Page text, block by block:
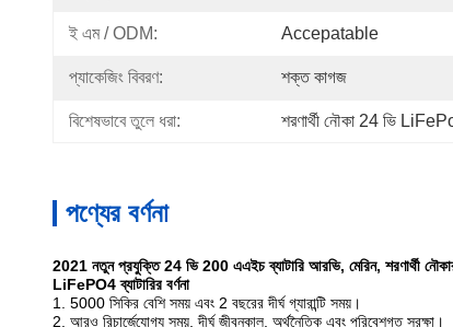
ই এম / ODM: Accepatable
প্যাকেজিং বিবরণ: শক্ত কাগজ
বিশেষভাবে তুলে ধরা: শরণার্থী নৌকা 24 ভি
পণ্যের বর্ণনা
2021 নতুন প্রযুক্তি 24 ভি 200 এএইচ ব্যাটারি আরভি, মেরিন, শরণার্থী
LiFePO4 ব্যাটারির বর্ণনা
1. 5000 সিকির বেশি সময় এবং 2 বছরের দীর্ঘ গ্যারান্টি সময়।
2. আরও রিচার্জেযোগ্য সময়, দীর্ঘ জীবনকাল, অর্থনৈতিক এবং পরিবেশগত সুরক্ষা।